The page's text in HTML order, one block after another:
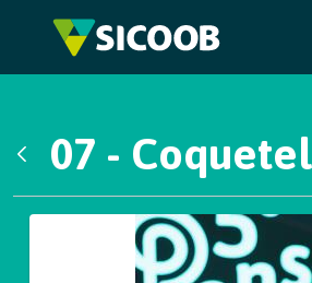
Pular para o Conteúdo principal
07 - Coquetel
Galeria de Mídias